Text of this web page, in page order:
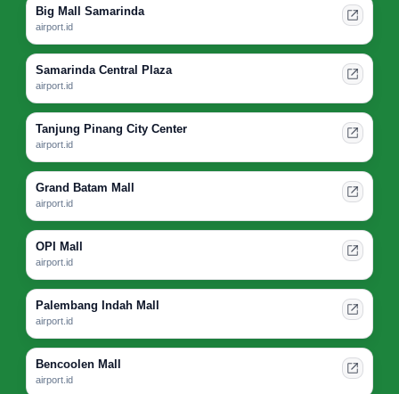
Big Mall Samarinda
airport.id
Samarinda Central Plaza
airport.id
Tanjung Pinang City Center
airport.id
Grand Batam Mall
airport.id
OPI Mall
airport.id
Palembang Indah Mall
airport.id
Bencoolen Mall
airport.id